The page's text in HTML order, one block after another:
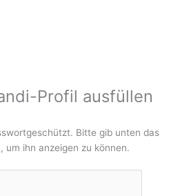
Profil ausfüllen
Bitte gib unten das
um ihn anzeigen zu können.